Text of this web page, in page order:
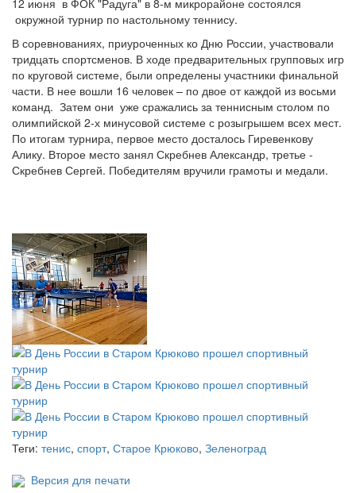
окружной турнир по настольному теннису.
В соревнованиях, приуроченных ко Дню России, участвовали
тридцать спортсменов. В ходе предварительных групповых игр
по круговой системе, были определены участники финальной
части. В нее вошли 16 человек – по двое от каждой из восьми
команд. Затем они уже сражались за теннисным столом по
олимпийской 2-х минусовой системе с розыгрышем всех мест.
По итогам турнира, первое место досталось Гиревенкову
Алику. Второе место занял Скребнев Александр, третье -
Скребнев Сергей. Победителям вручили грамоты и медали.
Теги: тенис, спорт, Старое Крюково, Зеленоград
Версия для печати